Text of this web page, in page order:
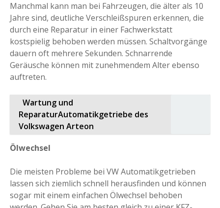
Manchmal kann man bei Fahrzeugen, die älter als 10
Jahre sind, deutliche Verschleißspuren erkennen, die
durch eine Reparatur in einer Fachwerkstatt
kostspielig behoben werden müssen. Schaltvorgänge
dauern oft mehrere Sekunden. Schnarrende
Geräusche können mit zunehmendem Alter ebenso
auftreten.
Wartung und
ReparaturAutomatikgetriebe des
Volkswagen Arteon
Ölwechsel
Die meisten Probleme bei VW Automatikgetrieben
lassen sich ziemlich schnell herausfinden und können
sogar mit einem einfachen Ölwechsel behoben